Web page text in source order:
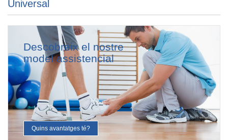
Universal
Descobreix el nostre
model assistencial
Quins avantatges té?